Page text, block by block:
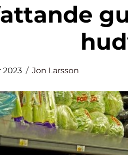
2023 Jon Larsson